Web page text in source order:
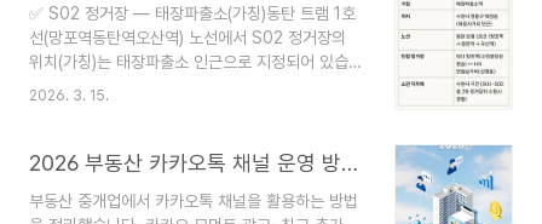
다. 청약 1순위 조건, 청약통장 가입기간, 무주택 기
간, 부양가족 점수, 청약 가점 계산 방법부터 당첨
가능성을 높이는 전략까지 자세히 정리했습니다. 내
집 마련을 준비한다면 반드시 확인해야 할 청약 신
✅ S02 정거장 — 태장파출소(가칭)동탄 트램 1호
선(망포역동탄역오산역) 노선에서 S02 정거장의
위치(가칭)는 태장파출소 인근으로 지정되어 있습니
다. 이는 수원시 망포역(S01)에서 화성시 방향으로
어 있습니다.📋 S02 정거장 상세 정보⚡ 동탄 트램
지로 이어지는 2개 노선 총 34.4km 구간에 정거장
2026. 3. 15.
2026 부동산 카카오톡 채널 운영 방법｜매물 홍보·고객 DB 확보·광고비 절약하는 실전 마케팅 전략
부동산 중개업에서 카카오톡 채널을 활용하는 방법